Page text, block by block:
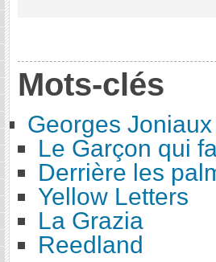
Mots-clés
Georges Joniaux
Le Garçon qui
Derrière les
Yellow Letters
La Grazia
Reedland